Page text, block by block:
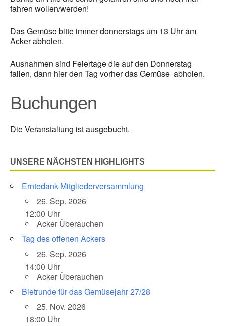
fahren wollen/werden!
Das Gemüse bitte immer donnerstags um 13 Uhr am
Acker abholen.
Ausnahmen sind Feiertage die auf den Donnerstag
fallen, dann hier den Tag vorher das Gemüse abholen.
Buchungen
Die Veranstaltung ist ausgebucht.
UNSERE NÄCHSTEN HIGHLIGHTS
Erntedank-Mitgliederversammlung
26. Sep. 2026
12:00 Uhr
Acker Überauchen
Tag des offenen Ackers
26. Sep. 2026
14:00 Uhr
Acker Überauchen
Bietrunde für das Gemüsejahr 27/28
25. Nov. 2026
18:00 Uhr